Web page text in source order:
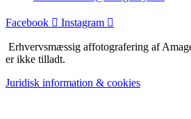
Facebook Instagram
Erhvervsmæssig affotografering af
er ikke tilladt.
Juridisk information & cookies